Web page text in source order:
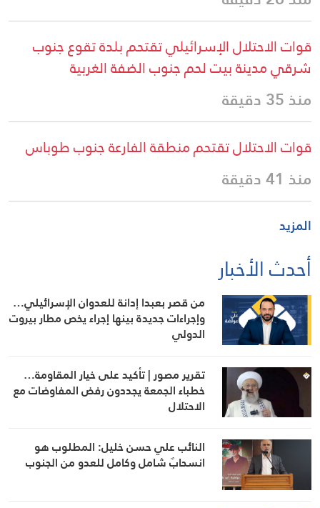
قوات الاحتلال الإسرائيلي تقتحم بلدة تقوع جنوب
شرقي مدينة بيت لحم جنوب الضفة الغربية
منذ 35 دقيقة
قوات الاحتلال تقتحم منطقة الفارعة جنوب طوباس
منذ 41 دقيقة
المزيد
أحدث الأخبار
من قصر بعبدا إدانة للعدوان الإسرائيلي…
وإجراءات جديدة بينها إجراء يخص مطار بيروت
الدولي
تقرير مصور | تأكيد على خيار المقاومة…
خطباء الجمعة يجددون رفض المفاوضات مع
الاحتلال
النائب علي حسن خليل: المطلوب هو
انسحابٌ شامل وكامل للعدو من الجنوب